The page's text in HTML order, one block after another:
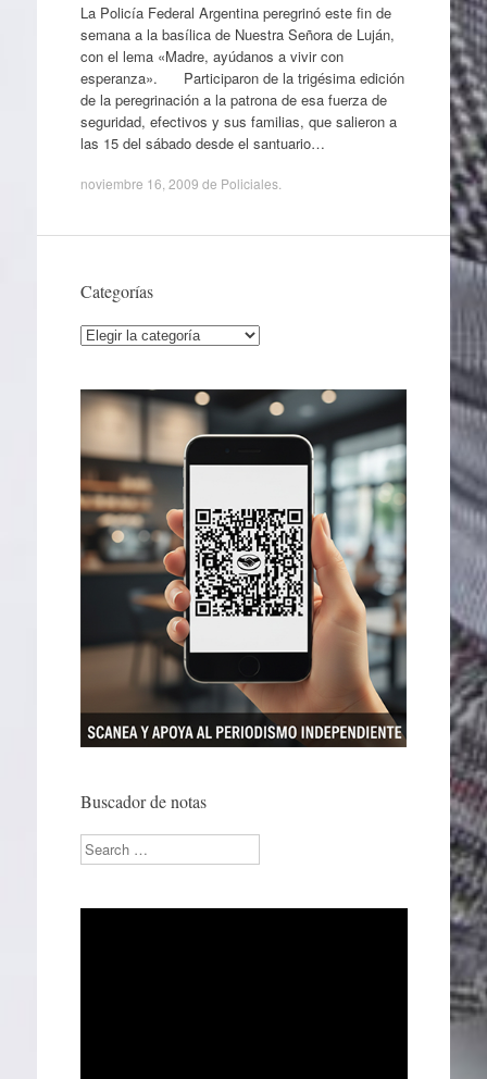
La Policía Federal Argentina peregrinó este fin de
semana a la basílica de Nuestra Señora de Luján,
con el lema «Madre, ayúdanos a vivir con
esperanza». Participaron de la trigésima edición
de la peregrinación a la patrona de esa fuerza de
seguridad, efectivos y sus familias, que salieron a
las 15 del sábado desde el santuario…
noviembre 16, 2009 de Policiales.
Categorías
Categorías
Buscador de notas
Search